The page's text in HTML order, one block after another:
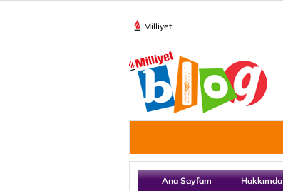
Milliyet
Ana Sayfam Hakkımda